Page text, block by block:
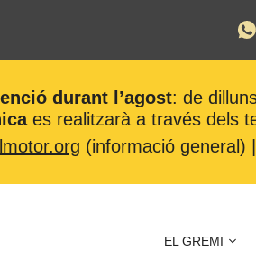
durant l’agost: de
es realitzarà a través dels
(informació general) |
EL GREMI